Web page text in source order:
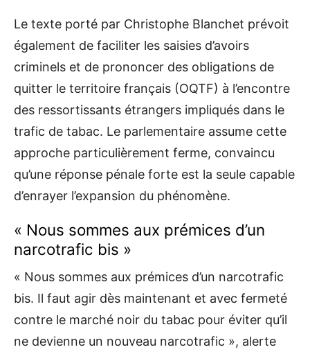
Le texte porté par Christophe Blanchet prévoit
également de faciliter les saisies d’avoirs
criminels et de prononcer des obligations de
quitter le territoire français (OQTF) à l’encontre
des ressortissants étrangers impliqués dans le
trafic de tabac. Le parlementaire assume cette
approche particulièrement ferme, convaincu
qu’une réponse pénale forte est la seule capable
d’enrayer l’expansion du phénomène.
« Nous sommes aux prémices d’un
narcotrafic bis »
« Nous sommes aux prémices d’un narcotrafic
bis. Il faut agir dès maintenant et avec fermeté
contre le marché noir du tabac pour éviter qu’il
ne devienne un nouveau narcotrafic », alerte